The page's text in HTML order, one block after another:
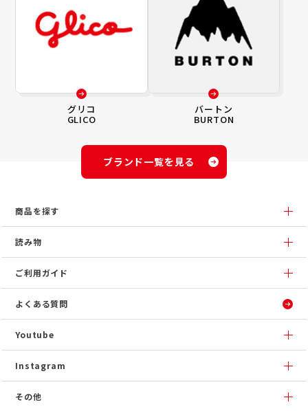
グリコ
GLICO
バートン
BURTON
ブランド一覧を見る
商品を探す
読み物
ご利用ガイド
よくある質問
Youtube
Instagram
その他